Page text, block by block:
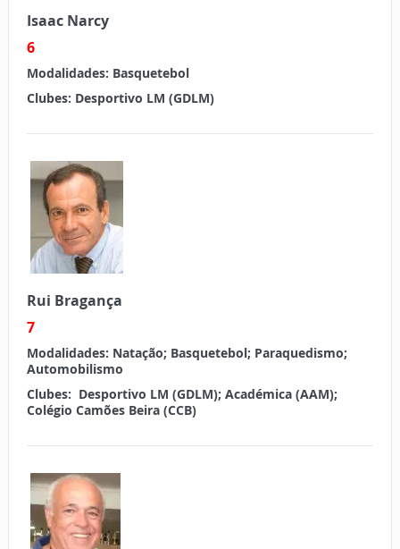
Isaac Narcy
6
Modalidades: Basquetebol
Clubes: Desportivo LM (GDLM)
Rui Bragança
7
Modalidades: Natação; Basquetebol; Paraquedismo;
Automobilismo
Clubes: Desportivo LM (GDLM); Académica (AAM);
Colégio Camões Beira (CCB)